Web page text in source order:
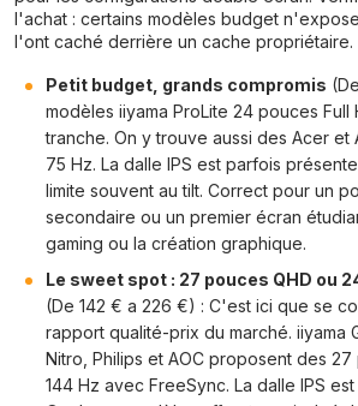
l'achat : certains modèles budget
l'ont caché derrière un cache propriétaire.
Petit budget, grands compromis
modèles iiyama ProLite 24 pouces Full
tranche. On y trouve aussi des Acer et
75 Hz. La dalle IPS est parfois
limite souvent au tilt. Correct pour un
secondaire ou un premier écran
gaming ou la création graphique.
Le sweet spot : 27 pouces QHD ou
(De 142 € a 226 €) : C'est ici que se
rapport qualité-prix du marché. iiyama
Nitro, Philips et AOC proposent des 27
144 Hz avec FreeSync. La dalle IPS